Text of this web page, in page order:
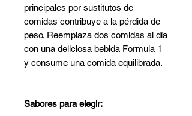
principales por sustitutos de
comidas contribuye a la pérdida de
peso. Reemplaza dos comidas al día
con una deliciosa bebida Formula 1
y consume una comida equilibrada.
Sabores para elegir: